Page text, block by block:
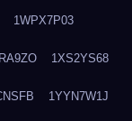
1WPX7P03
1XS2YS68
1YYN7W1J